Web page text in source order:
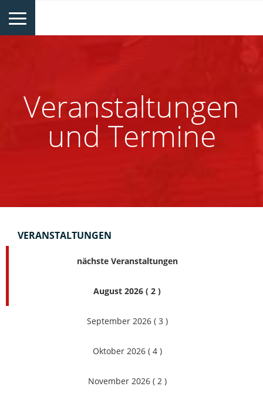
Veranstaltungen
und Termine
VERANSTALTUNGEN
nächste Veranstaltungen
August 2026 ( 2 )
September 2026 ( 3 )
Oktober 2026 ( 4 )
November 2026 ( 2 )